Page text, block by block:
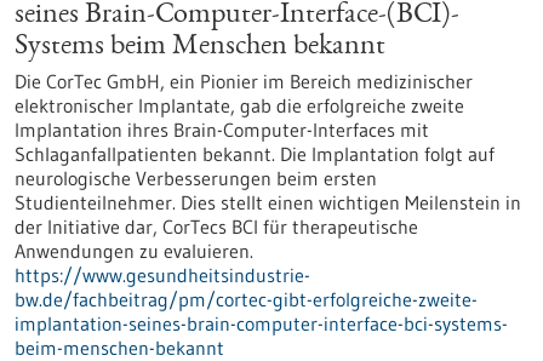
seines Brain-Computer-Interface-(BCI)-
Systems beim Menschen bekannt
Die CorTec GmbH, ein Pionier im Bereich medizinischer
elektronischer Implantate, gab die erfolgreiche zweite
Implantation ihres Brain-Computer-Interfaces mit
Schlaganfallpatienten bekannt. Die Implantation folgt auf
neurologische Verbesserungen beim ersten
Studienteilnehmer. Dies stellt einen wichtigen Meilenstein in
der Initiative dar, CorTecs BCI für therapeutische
Anwendungen zu evaluieren.
https://www.gesundheitsindustrie-
bw.de/fachbeitrag/pm/cortec-gibt-erfolgreiche-zweite-
implantation-seines-brain-computer-interface-bci-systems-
beim-menschen-bekannt